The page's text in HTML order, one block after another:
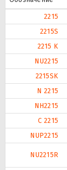
2215
2215S
2215 K
NU2215
2215SK
N 2215
NH2215
C 2215
NUP2215
NU2215R